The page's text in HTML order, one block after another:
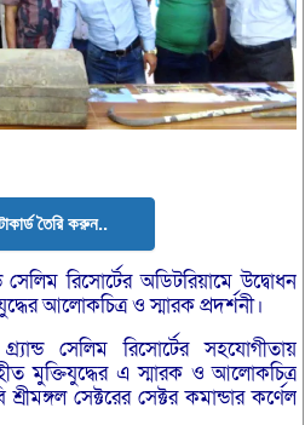
তৈরি করুন..
সেলিম রিসোর্টের অডিটরিয়ামে উদ্বোধন
আলোকচিত্র ও স্মারক প্রদর্শনী।
সেলিম রিসোর্টের সহযোগীতায়
মুক্তিযুদ্ধের এ স্মারক ও আলোকচিত্র
সেক্টরের সেক্টর কমান্ডার কর্ণেল